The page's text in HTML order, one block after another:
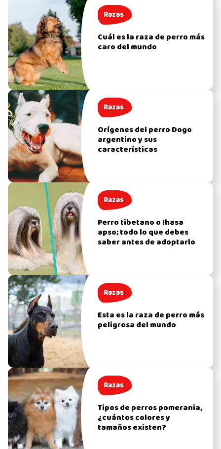
Razas
Cuál es la raza de perro más
caro del mundo
Razas
Orígenes del perro Dogo
argentino y sus
características
Razas
Perro tibetano o Ihasa
apso; todo lo que debes
saber antes de adoptarlo
Razas
Esta es la raza de perro más
peligrosa del mundo
Razas
Tipos de perros pomerania,
¿cuántos colores y
tamaños existen?